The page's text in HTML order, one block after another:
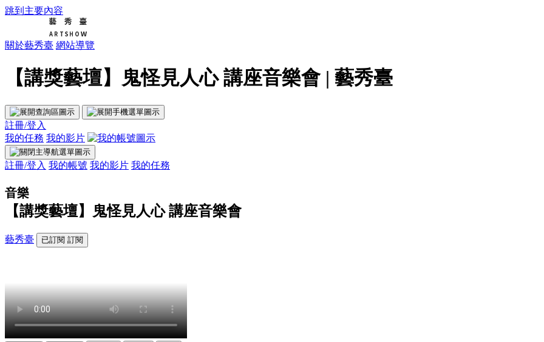
跳到主要內容
關於藝秀臺 網站導覽
【講獎藝壇】鬼怪見人心 講座音樂會 | 藝秀臺
註冊/登入
我的任務 我的影片
註冊/登入 我的帳號 我的影片 我的任務
音樂
【講獎藝壇】鬼怪見人心 講座音樂會
藝秀臺 已訂閱 訂閱